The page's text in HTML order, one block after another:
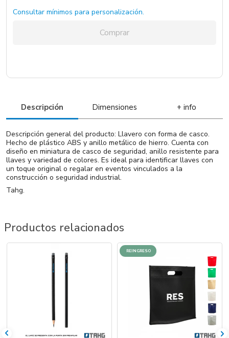
Naranja / Naranja / Poliestileno
Azul / Azul / Poliestileno
Consultar mínimos para personalización.
Comprar
Descripción Dimensiones + info
Descripción general del producto: Llavero con forma de casco.
Hecho de plástico ABS y anillo metálico de hierro. Cuenta con
diseño en miniatura de casco de seguridad, anillo resistente para
llaves y variedad de colores. Es ideal para identificar llaves con
un toque original o regalar en eventos vinculados a la
construcción o seguridad industrial.
Tahg.
Productos relacionados
REINGRESO